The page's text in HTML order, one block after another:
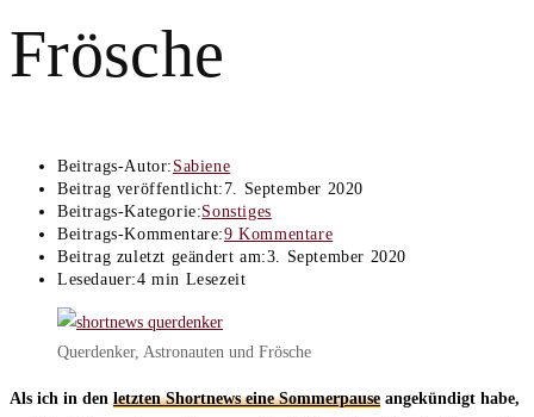
Frösche
Beitrags-Autor: Sabiene
Beitrag veröffentlicht: 7. September 2020
Beitrags-Kategorie:Sonstiges
Beitrags-Kommentare:9 Kommentare
Beitrag zuletzt geändert am:3. September 2020
Lesedauer:4 min Lesezeit
Querdenker, Astronauten und Frösche
Als ich in den letzten Shortnews eine Sommerpause angekündigt habe,